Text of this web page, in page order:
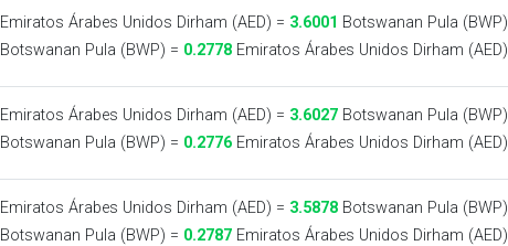
Emiratos Árabes Unidos Dirham (AED) = 3.6001 Botswanan Pula (BWP)
Botswanan Pula (BWP) = 0.2778Emiratos Árabes Unidos Dirham (AED)
Emiratos Árabes Unidos Dirham (AED) = 3.6027Botswanan Pula (BWP)
Botswanan Pula (BWP) = 0.2776Emiratos Árabes Unidos Dirham (AED)
Emiratos Árabes Unidos Dirham (AED) = 3.5878Botswanan Pula (BWP)
Botswanan Pula (BWP) = 0.2787Emiratos Árabes Unidos Dirham (AED)